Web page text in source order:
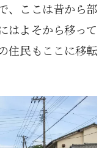
、ここは昔から部
はよそから移って
住民もここに移転